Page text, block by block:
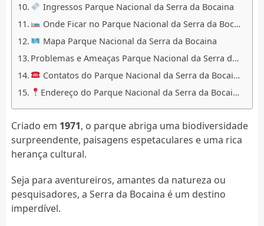
Ingressos Parque Nacional da Serra da Bocaina
Onde Ficar no Parque Nacional da Serra da Bocaina
Mapa Parque Nacional da Serra da Bocaina
Problemas e Ameaças Parque Nacional da Serra da Bocaina
Contatos do Parque Nacional da Serra da Bocaina
Endereço do Parque Nacional da Serra da Bocaina
Criado em 1971, o parque abriga uma biodiversidade
surpreendente, paisagens espetaculares e uma rica
herança cultural.
Seja para aventureiros, amantes da natureza ou
pesquisadores, a Serra da Bocaina é um destino
imperdível.